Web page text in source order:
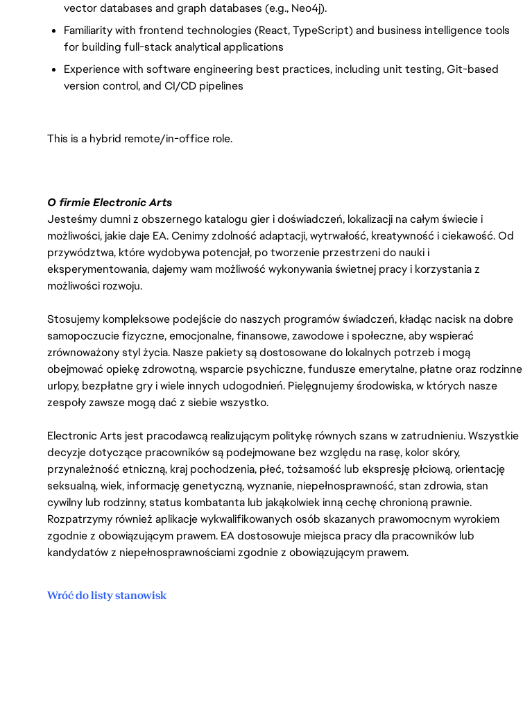
vector databases and graph databases (e.g., Neo4j).
Familiarity with frontend technologies (React, TypeScript) and business intelligence tools
for building full-stack analytical applications
Experience with software engineering best practices, including unit testing, Git-based
version control, and CI/CD pipelines
This is a hybrid remote/in-office role.
O firmie Electronic Arts
Jesteśmy dumni z obszernego katalogu gier i doświadczeń, lokalizacji na całym świecie i
możliwości, jakie daje EA. Cenimy zdolność adaptacji, wytrwałość, kreatywność i ciekawość. Od
przywództwa, które wydobywa potencjał, po tworzenie przestrzeni do nauki i
eksperymentowania, dajemy wam możliwość wykonywania świetnej pracy i korzystania z
możliwości rozwoju.
Stosujemy kompleksowe podejście do naszych programów świadczeń, kładąc nacisk na dobre
samopoczucie fizyczne, emocjonalne, finansowe, zawodowe i społeczne, aby wspierać
zrównoważony styl życia. Nasze pakiety są dostosowane do lokalnych potrzeb i mogą
obejmować opiekę zdrowotną, wsparcie psychiczne, fundusze emerytalne, płatne oraz rodzinne
urlopy, bezpłatne gry i wiele innych udogodnień. Pielęgnujemy środowiska, w których nasze
zespoły zawsze mogą dać z siebie wszystko.
Electronic Arts jest pracodawcą realizującym politykę równych szans w zatrudnieniu. Wszystkie
decyzje dotyczące pracowników są podejmowane bez względu na rasę, kolor skóry,
przynależność etniczną, kraj pochodzenia, płeć, tożsamość lub ekspresję płciową, orientację
seksualną, wiek, informację genetyczną, wyznanie, niepełnosprawność, stan zdrowia, stan
cywilny lub rodzinny, status kombatanta lub jakąkolwiek inną cechę chronioną prawnie.
Rozpatrzymy również aplikacje wykwalifikowanych osób skazanych prawomocnym wyrokiem
zgodnie z obowiązującym prawem. EA dostosowuje miejsca pracy dla pracowników lub
kandydatów z niepełnosprawnościami zgodnie z obowiązującym prawem.
Wróć do listy stanowisk